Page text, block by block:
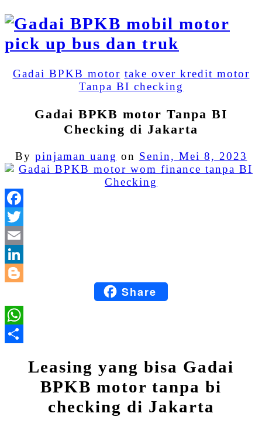
Gadai BPKB motor take over kredit motor
Tanpa BI checking
Gadai BPKB motor Tanpa BI
Checking di Jakarta
By pinjaman uang on Senin, Mei 8, 2023
BloggerShare
Leasing yang bisa Gadai
BPKB motor tanpa bi
checking di Jakarta